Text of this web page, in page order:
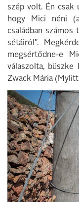
szép volt. Én csak
hogy Mici néni
családban
sétáiról".
megsértődne-e
válaszolta,
Zwack Mária